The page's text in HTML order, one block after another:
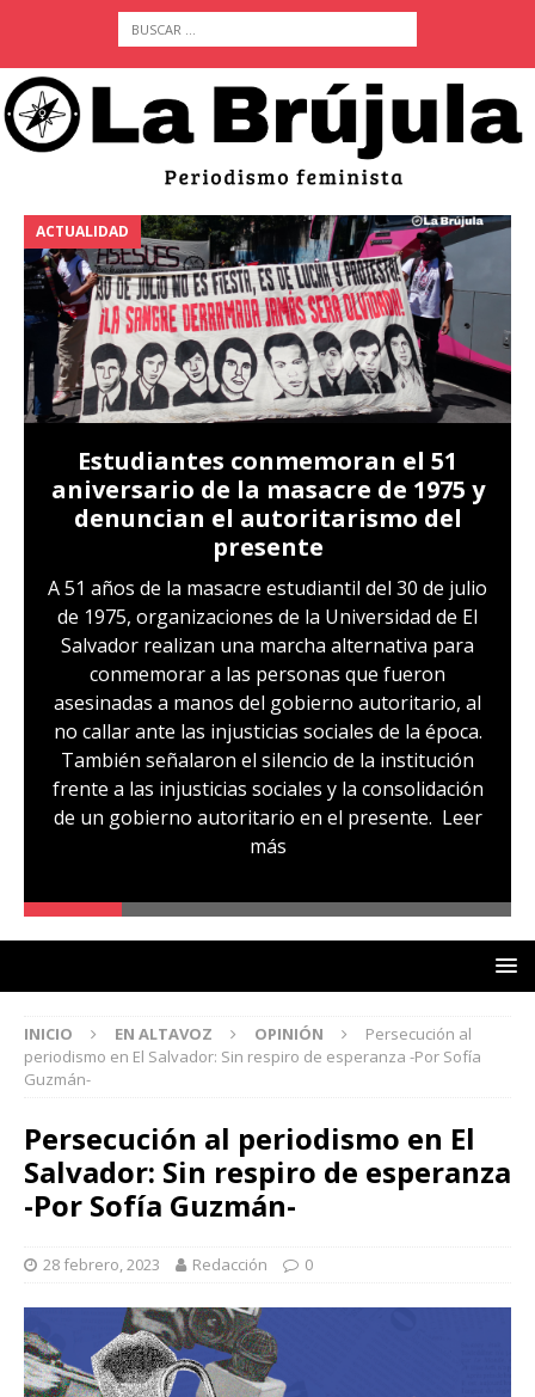
ACTUALIDAD
Estudiantes conmemoran el 51
aniversario de la masacre de 1975 y
denuncian el autoritarismo del
presente
A 51 años de la masacre estudiantil del 30 de julio
de 1975, organizaciones de la Universidad de El
Salvador realizan una marcha alternativa para
conmemorar a las personas que fueron
asesinadas a manos del gobierno autoritario, al
no callar ante las injusticias sociales de la época.
También señalaron el silencio de la institución
frente a las injusticias sociales y la consolidación
de un gobierno autoritario en el presente. Leer
más
INICIO EN ALTAVOZ OPINIÓN
Persecución al
periodismo en El Salvador: Sin respiro de esperanza -Por Sofía
Guzmán-
Persecución al periodismo en El
Salvador: Sin respiro de esperanza
-Por Sofía Guzmán-
28 febrero, 2023 Redacción 0